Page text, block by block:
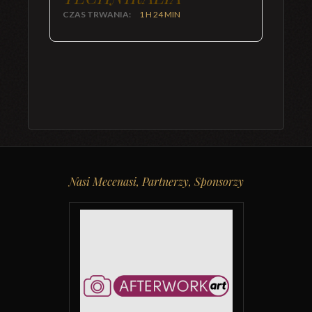
CZAS TRWANIA: 1 H 24 MIN
Nasi Mecenasi, Partnerzy, Sponsorzy